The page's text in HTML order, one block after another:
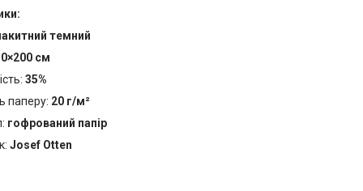
темний
см
35%
паперу: 20 г/м²
гофрований папір
Josef Otten